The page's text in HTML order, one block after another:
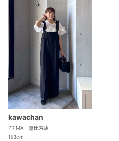
kawachan
PRIMA 恵比寿店
153cm